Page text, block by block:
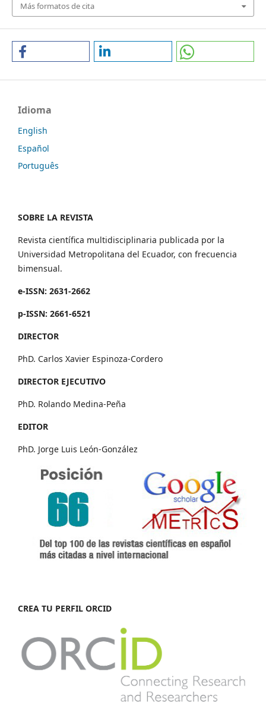
Más formatos de cita
Idioma
English
Español
Português
SOBRE LA REVISTA
Revista científica multidisciplinaria publicada por la
Universidad Metropolitana del Ecuador, con frecuencia
bimensual.
e-ISSN: 2631-2662
p-ISSN: 2661-6521
DIRECTOR
PhD. Carlos Xavier Espinoza-Cordero
DIRECTOR EJECUTIVO
PhD. Rolando Medina-Peña
EDITOR
PhD. Jorge Luis León-González
CREA TU PERFIL ORCID